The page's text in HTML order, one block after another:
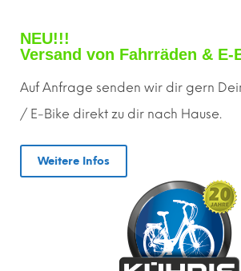
NEU!!!
Versand von Fahrräden & E-
Auf Anfrage senden wir dir gern D
/ E-Bike direkt zu dir nach Hause.
Weitere Infos